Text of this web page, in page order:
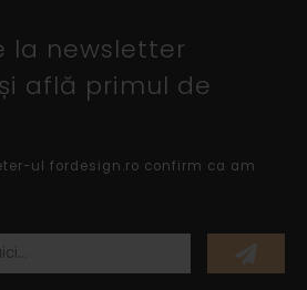
la newsletter
află primul de
ul fordesign.ro confirm ca am